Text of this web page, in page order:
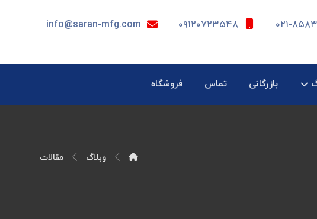
info@saran-mfg.com ۰۹۱۲۰۷۲۳۵۴۸ ۰۲۱-۸۵۸۳
بازرگانی تماس فروشگاه
وبلاگ مقالات